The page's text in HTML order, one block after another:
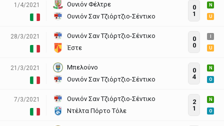
1/4/2021
Ουνιόν Φέλτρε
Ουνιόν Σαν Τζιόρτζιο-Σέντικο
0
1
N
U
28/3/2021
Ουνιόν Σαν Τζιόρτζιο-Σέντικο
Έστε
0
0
U
21/3/2021
Μπελούνο
Ουνιόν Σαν Τζιόρτζιο-Σέντικο
0
4
N
O
7/3/2021
Ουνιόν Σαν Τζιόρτζιο-Σέντικο
Ντέλτα Πόρτο Τόλε
2
1
N
O